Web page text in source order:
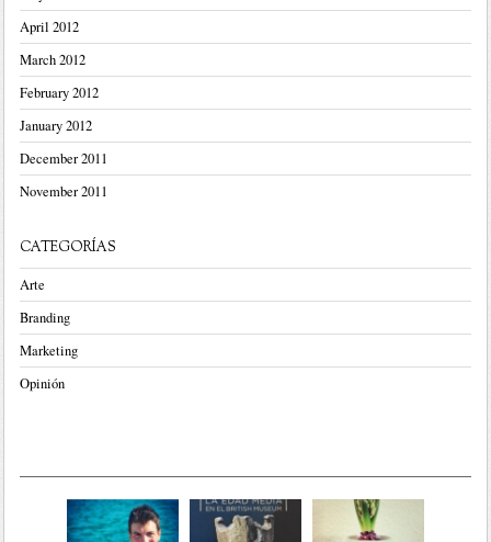
April 2012
March 2012
February 2012
January 2012
December 2011
November 2011
CATEGORÍAS
Arte
Branding
Marketing
Opinión